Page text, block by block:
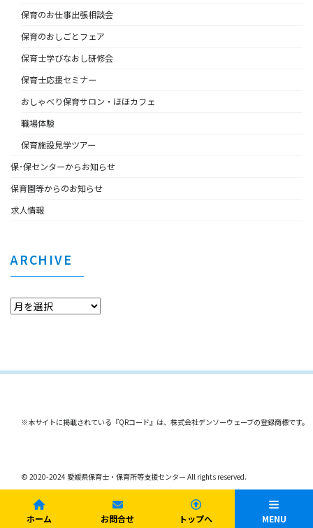
保育のお仕事出張相談会
保育のおしごとフェア
保育士学びなおし研修会
保育士応援セミナー
おしゃべり保育サロン・ほほカフェ
職場体験
保育施設見学ツアー
保･保センターからお知らせ
保育園等からのお知らせ
求人情報
ARCHIVE
※本サイトに掲載されている『QRコード』は、株式会社デンソーウェーブの登録商標です。
© 2020-2024 愛媛県保育士・保育所等支援センター All rights reserved.
ホーム お問合せ トップへ MENU